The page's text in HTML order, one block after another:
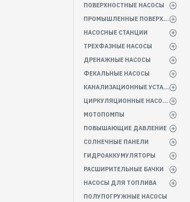
ПОВЕРХНОСТНЫЕ НАСОСЫ
ПРОМЫШЛЕННЫЕ ПОВЕРХНОСТНЫЕ НАСОСЫ
НАСОСНЫЕ СТАНЦИИ
ТРЕХФАЗНЫЕ НАСОСЫ
ДРЕНАЖНЫЕ НАСОСЫ
ФЕКАЛЬНЫЕ НАСОСЫ
КАНАЛИЗАЦИОННЫЕ УСТАНОВКИ
ЦИРКУЛЯЦИОННЫЕ НАСОСЫ
МОТОПОМПЫ
ПОВЫШАЮЩИЕ ДАВЛЕНИЕ
СОЛНЕЧНЫЕ ПАНЕЛИ
ГИДРОАККУМУЛЯТОРЫ
РАСШИРИТЕЛЬНЫЕ БАЧКИ
НАСОСЫ ДЛЯ ТОПЛИВА
ПОЛУПОГРУЖНЫЕ НАСОСЫ